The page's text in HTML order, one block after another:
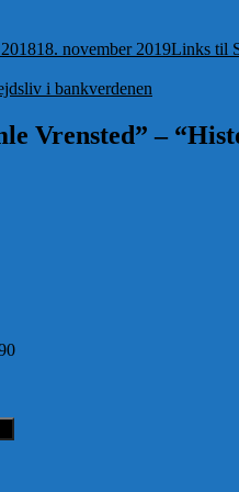
18. november 2019Links til
i bankverdenen
Vrensted” –